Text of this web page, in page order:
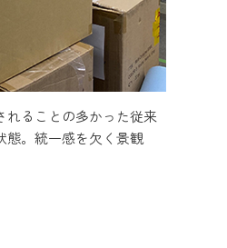
れることの多かった従来
態。統一感を欠く景観